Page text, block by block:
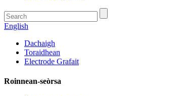
English
Dachaigh
Toraidhean
Electrode Grafait
Roinnean-seòrsa